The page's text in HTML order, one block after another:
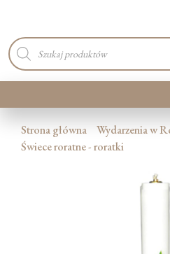
Wyszukiwarka
produktów
Kategorie produktów
Strona główna Wydarzenia w
Świece roratne - roratki